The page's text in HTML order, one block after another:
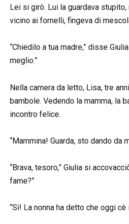
Lei si girò. Lui la guardava
vicino ai fornelli, fingeva di
“Chiedilo a tua madre,” disse
meglio.”
Nella camera da letto, Lisa, tre
bambole. Vedendo la mamma, la
incontro felice.
“Mammina! Guarda, sto dando da
“Brava, tesoro,” Giulia si
fame?”
“Sì! La nonna ha detto che oggi cè